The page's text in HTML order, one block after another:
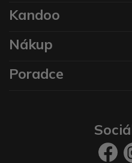
Kandoo
Nákup
Poradce